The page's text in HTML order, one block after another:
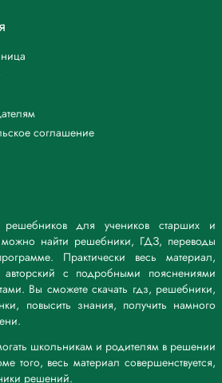
для учеников старших и
найти решебники, ГДЗ, переводы
Практически весь материал,
с подробными пояснениями
Вы сможете скачать гдз, решебники,
повысить знания, получить намного
школьникам и родителям в решении
того, весь материал совершенствуется,
решений.
соглашение